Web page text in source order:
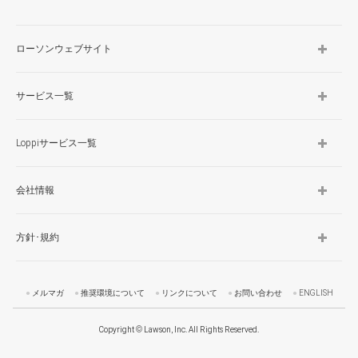
ローソンウェブサイト
サービス一覧
Loppiサービス一覧
会社情報
方針･規約
メルマガ 推奨環境について リンクについて お問い合わせ ENGLISH
Copyright © Lawson, Inc. All Rights Reserved.